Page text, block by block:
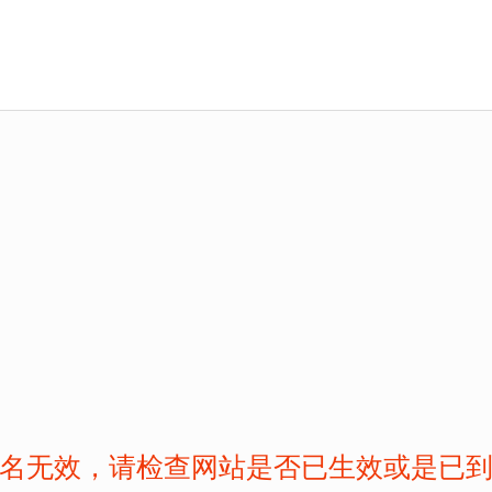
无效，请检查网站是否已生效或是已